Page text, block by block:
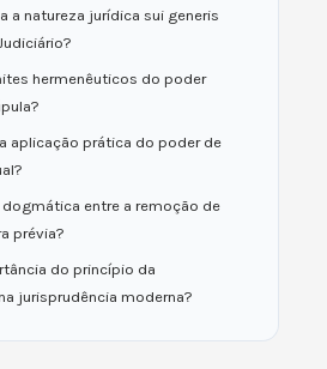
a natureza jurídica sui generis
hermenêuticos do poder
aplicação prática do poder de
entre a remoção de
prévia?
do princípio da
jurisprudência moderna?